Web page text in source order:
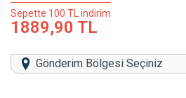
Sepette 100 TL indirim
1889,90 TL
Gönderim Bölgesi Seçiniz